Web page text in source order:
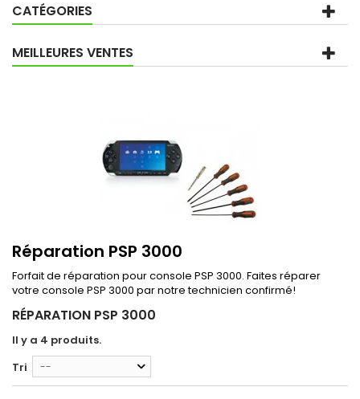
CATÉGORIES
MEILLEURES VENTES
Réparation PSP 3000
Forfait de réparation pour console PSP 3000. Faites réparer
votre console PSP 3000 par notre technicien confirmé!
RÉPARATION PSP 3000
Il y a 4 produits.
Tri
--